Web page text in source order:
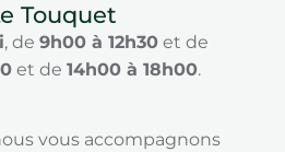
Touquet
, de 9h00 à 12h30 et de
et de 14h00 à 18h00.
vous accompagnons